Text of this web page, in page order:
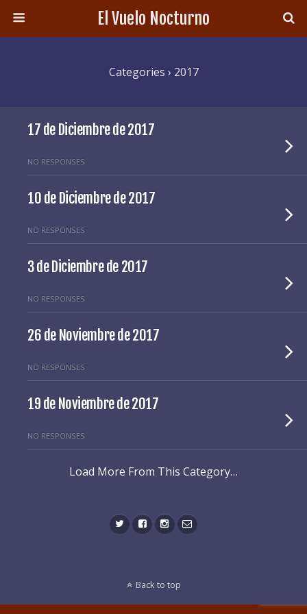
El Vuelo Nocturno
Categories › 2017
17 de Diciembre de 2017
NO RESPONSES
10 de Diciembre de 2017
NO RESPONSES
3 de Diciembre de 2017
NO RESPONSES
26 de Noviembre de 2017
NO RESPONSES
19 de Noviembre de 2017
NO RESPONSES
Load More From This Category…
Back to top